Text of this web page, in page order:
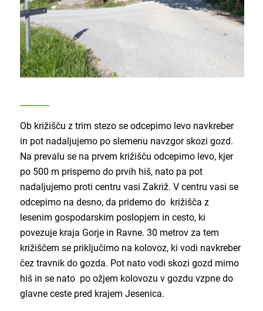
Ob križišču z trim stezo se odcepimo levo navkreber
in pot nadaljujemo po slemenu navzgor skozi gozd.
Na prevalu se na prvem križišču odcepimo levo, kjer
po 500 m prispemo do prvih hiš, nato pa pot
nadaljujemo proti centru vasi Zakriž. V centru vasi se
odcepimo na desno, da pridemo do križišča z
lesenim gospodarskim poslopjem in cesto, ki
povezuje kraja Gorje in Ravne. 30 metrov za tem
križiščem se priključimo na kolovoz, ki vodi navkreber
čez travnik do gozda. Pot nato vodi skozi gozd mimo
hiš in se nato po ožjem kolovozu v gozdu vzpne do
glavne ceste pred krajem Jesenica.